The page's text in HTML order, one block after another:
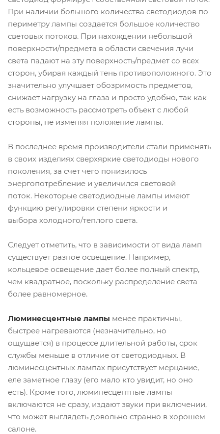
При наличии большого количества светодиодов по
периметру лампы создается большое количество
световых потоков. При нахождении небольшой
поверхности/предмета в области свечения лучи
света падают на эту поверхность/предмет со всех
сторон, убирая каждый тень противоположного. Это
значительно улучшает обозримость предметов,
снижает нагрузку на глаза и просто удобно, так как
есть возможность рассмотреть объект с любой
стороны, не изменяя положение лампы.
В последнее время производители стали применять
в своих изделиях сверхяркие светодиоды нового
поколения, за счет чего понизилось
энергопотребление и увеличился световой
поток. Некоторые светодиодные лампы имеют
функцию регулировки степени яркости и
выбора холодного/теплого света.
Следует отметить, что в зависимости от вида ламп
существует разное освещение. Например,
кольцевое освещение дает более полный спектр,
чем квадратное, поскольку распределение света
более равномерное.
Люминесцентные лампы менее практичны,
быстрее нагреваются (незначительно, но
ощущается) в процессе длительной работы, срок
службы меньше в отличие от светодиодных. В
люминесцентных лампах присутствует мерцание,
еле заметное глазу (его мало кто увидит, но оно
есть). Кроме того, люминесцентные лампы
включаются не сразу, издают звуки при включении,
что может выглядеть довольно странно в хорошем
салоне.